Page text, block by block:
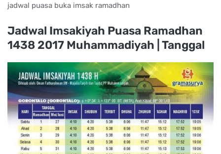
jadwal puasa buka imsak ramadhan
Jadwal Imsakiyah Puasa Ramadhan
1438 2017 Muhammadiyah | Tanggal